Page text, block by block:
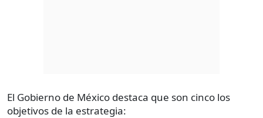
El Gobierno de México destaca que son cinco los
objetivos de la estrategia: